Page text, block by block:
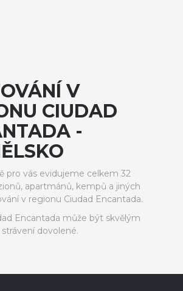
V
CIUDAD
-
pro vás evidujeme celkem 32
apartmánů, kempů a jiných
v regionu Ciudad Encantada.
Encantada může být skvělým
dovolené.